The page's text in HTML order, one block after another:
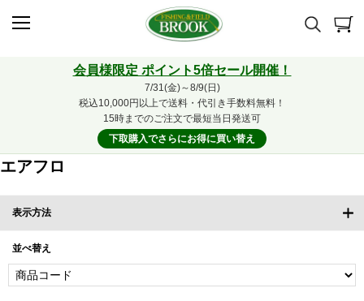
会員様限定 ポイント5倍セール開催！
7/31(金)～8/9(日)
税込10,000円以上で送料・代引き手数料無料！
15時までのご注文で最短当日発送可
下取購入でさらにお得に買い替え
エアフロ
表示方法
並べ替え